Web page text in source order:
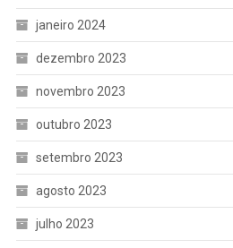
janeiro 2024
dezembro 2023
novembro 2023
outubro 2023
setembro 2023
agosto 2023
julho 2023